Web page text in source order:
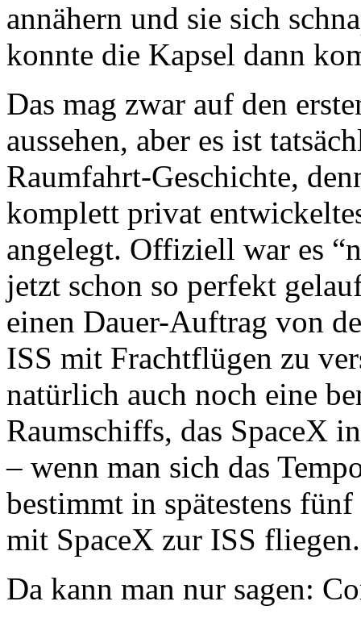
annähern und sie sich
konnte die Kapsel dann
Das mag zwar auf den
aussehen, aber es ist
Raumfahrt-Geschichte,
komplett privat
angelegt. Offiziell war es
jetzt schon so perfekt
einen Dauer-Auftrag von
ISS mit Frachtflügen zu
natürlich auch noch eine
Raumschiffs, das SpaceX
– wenn man sich das
bestimmt in spätestens
mit SpaceX zur ISS fliegen.
Da kann man nur sagen: